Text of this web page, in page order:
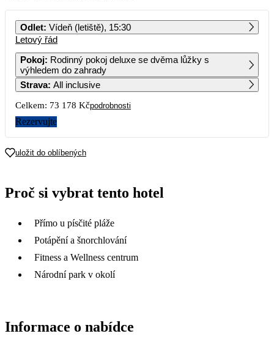
PO ÚT ST ČT PÁ SO NE
3 4 5 6 7 8 9
10 11 12
17 18
36 589
19 20 21 22 23
31
Odlet: Vídeň (letiště), 15:30
Letový řád
Pokoj: Rodinný pokoj deluxe se dvěma lůžky s
výhledem do zahrady
Strava: All inclusive
Celkem: 73 178 Kčpodrobnosti
Rezervujte
uložit do oblíbených
Proč si vybrat tento hotel
Přímo u písčité pláže
Potápění a šnorchlování
Fitness a Wellness centrum
Národní park v okolí
Informace o nabídce